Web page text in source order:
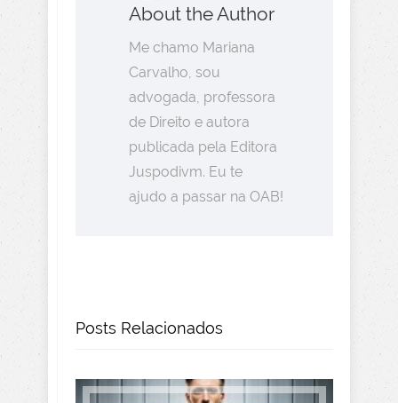
About the Author
Me chamo Mariana
Carvalho, sou
advogada, professora
de Direito e autora
publicada pela Editora
Juspodivm. Eu te
ajudo a passar na OAB!
Posts Relacionados